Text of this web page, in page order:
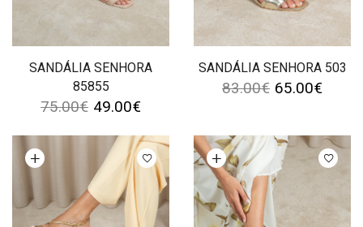
SANDÁLIA SENHORA
85855
75.00€ 49.00€
SANDÁLIA SENHORA 503
83.00€ 65.00€
opções Ver opções